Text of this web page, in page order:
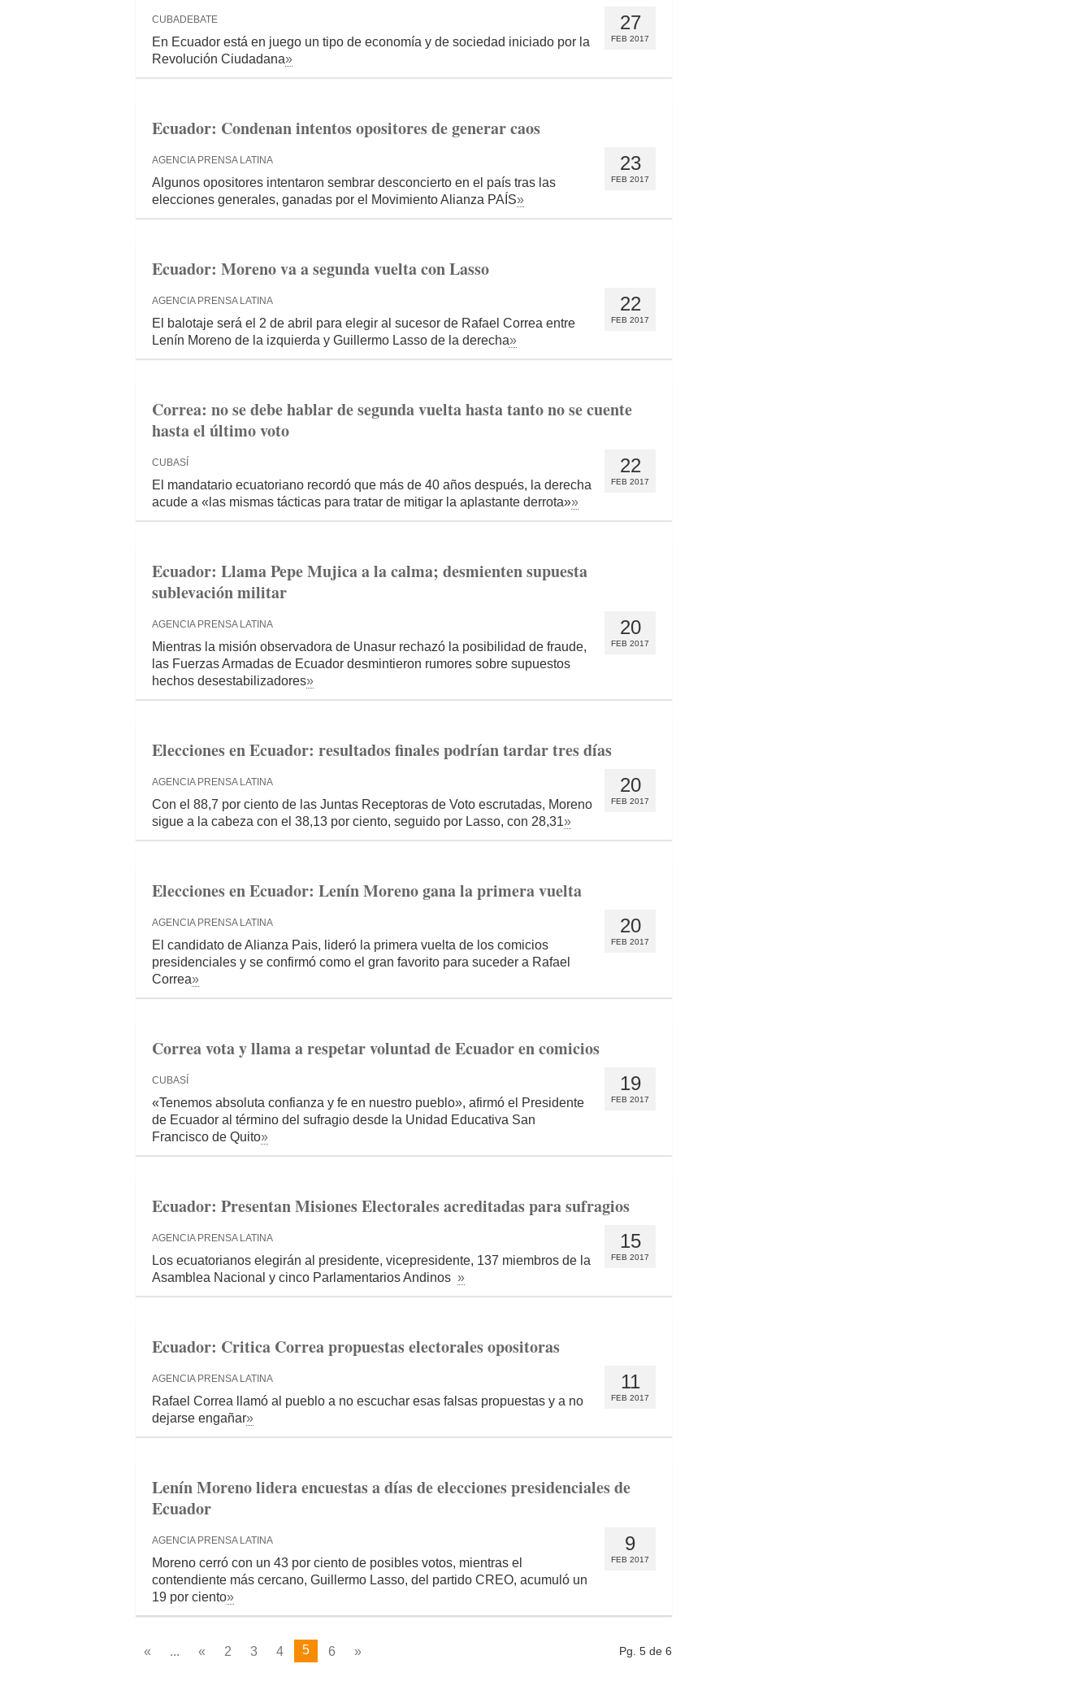
27
FEB 2017
CUBADEBATE
En Ecuador está en juego un tipo de economía y de sociedad iniciado por la
Revolución Ciudadana»
Ecuador: Condenan intentos opositores de generar caos
23
FEB 2017
AGENCIA PRENSA LATINA
Algunos opositores intentaron sembrar desconcierto en el país tras las
elecciones generales, ganadas por el Movimiento Alianza PAÍS»
Ecuador: Moreno va a segunda vuelta con Lasso
22
FEB 2017
AGENCIA PRENSA LATINA
El balotaje será el 2 de abril para elegir al sucesor de Rafael Correa entre
Lenín Moreno de la izquierda y Guillermo Lasso de la derecha»
Correa: no se debe hablar de segunda vuelta hasta tanto no se cuente
hasta el último voto
22
FEB 2017
CUBASÍ
El mandatario ecuatoriano recordó que más de 40 años después, la derecha
acude a «las mismas tácticas para tratar de mitigar la aplastante derrota»»
Ecuador: Llama Pepe Mujica a la calma; desmienten supuesta
sublevación militar
20
FEB 2017
AGENCIA PRENSA LATINA
Mientras la misión observadora de Unasur rechazó la posibilidad de fraude,
las Fuerzas Armadas de Ecuador desmintieron rumores sobre supuestos
hechos desestabilizadores»
Elecciones en Ecuador: resultados finales podrían tardar tres días
20
FEB 2017
AGENCIA PRENSA LATINA
Con el 88,7 por ciento de las Juntas Receptoras de Voto escrutadas, Moreno
sigue a la cabeza con el 38,13 por ciento, seguido por Lasso, con 28,31»
Elecciones en Ecuador: Lenín Moreno gana la primera vuelta
20
FEB 2017
AGENCIA PRENSA LATINA
El candidato de Alianza Pais, lideró la primera vuelta de los comicios
presidenciales y se confirmó como el gran favorito para suceder a Rafael
Correa»
Correa vota y llama a respetar voluntad de Ecuador en comicios
19
FEB 2017
CUBASÍ
«Tenemos absoluta confianza y fe en nuestro pueblo», afirmó el Presidente
de Ecuador al término del sufragio desde la Unidad Educativa San
Francisco de Quito»
Ecuador: Presentan Misiones Electorales acreditadas para sufragios
15
FEB 2017
AGENCIA PRENSA LATINA
Los ecuatorianos elegirán al presidente, vicepresidente, 137 miembros de la
Asamblea Nacional y cinco Parlamentarios Andinos »
Ecuador: Critica Correa propuestas electorales opositoras
11
FEB 2017
AGENCIA PRENSA LATINA
Rafael Correa llamó al pueblo a no escuchar esas falsas propuestas y a no
dejarse engañar»
Lenín Moreno lidera encuestas a días de elecciones presidenciales de
Ecuador
9
FEB 2017
AGENCIA PRENSA LATINA
Moreno cerró con un 43 por ciento de posibles votos, mientras el
contendiente más cercano, Guillermo Lasso, del partido CREO, acumuló un
19 por ciento»
Pg. 5 de 6
« ... « 2 3 4 5 6 »